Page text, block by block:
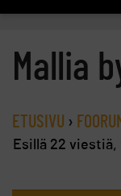
Mallia
ETUSIVU ›
Esillä 22 viestiä,